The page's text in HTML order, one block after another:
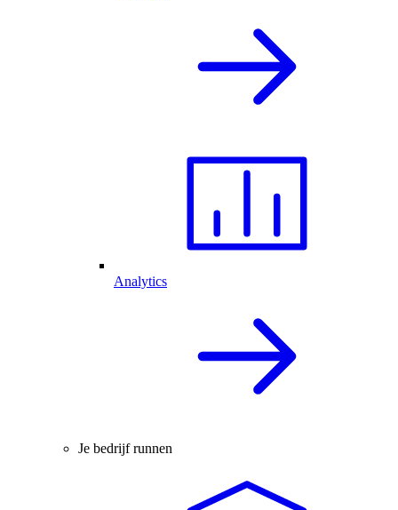
Analytics
Je bedrijf runnen